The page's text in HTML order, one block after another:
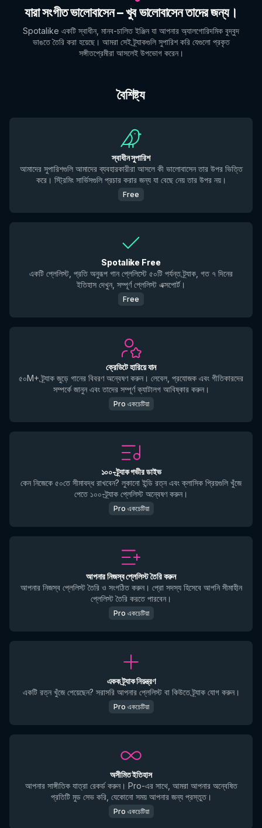
যারা সংগীত ভালোবাসেন – খুব ভালোবাসেন তাদের জন্য।
Spotalike একটি স্বাধীন, মানব-চালিত ইঞ্জিন যা আপনার অ্যালগোরিদমিক বুদ্বুদ
ভাঙতে তৈরি করা হয়েছে। আমরা সেই ট্র্যাকগুলি সুপারিশ করি যেগুলো প্রকৃত
সঙ্গীতপ্রেমীরা আসলেই উপভোগ করেন।
বৈশিষ্ট্য
স্বাধীন সুপারিশ
আমাদের সুপারিশগুলি আমাদের ব্যবহারকারীরা আসলে কী ভালোবাসেন তার উপর ভিত্তি
করে। স্ট্রিমিং সার্ভিসগুলি প্রচার করার জন্য যা বেছে নেয় তার উপর নয়।
Free
Spotalike Free
একটি প্লেলিস্ট, প্রতি অনুরূপ গান প্লেলিস্টে ৫০টি পর্যন্ত ট্র্যাক, গত ৭ দিনের
ইতিহাস দেখুন, সম্পূর্ণ প্লেলিস্ট এক্সপোর্ট।
Free
ক্রেডিটে হারিয়ে যান
৫০M+ ট্র্যাক জুড়ে গানের বিবরণ অন্বেষণ করুন। লেবেল, প্রযোজক এবং গীতিকারদের
সম্পর্কে জানুন এবং তাদের সম্পূর্ণ ক্যাটালগ আবিষ্কার করুন।
Pro একচেটিয়া
১০০-ট্র্যাক গভীর ডাইভ
কেন নিজেকে ৫০তে সীমাবদ্ধ রাখবেন? লুকানো ইন্ডি রত্ন এবং ক্লাসিক প্রিয়গুলি খুঁজে
পেতে ১০০-ট্র্যাক প্লেলিস্ট অন্বেষণ করুন।
Pro একচেটিয়া
আপনার নিজস্ব প্লেলিস্ট তৈরি করুন
আপনার নিজস্ব প্লেলিস্ট তৈরি ও সংগঠিত করুন। প্রো সদস্য হিসেবে আপনি সীমাহীন
প্লেলিস্ট তৈরি করতে পারবেন।
Pro একচেটিয়া
একক ট্র্যাক নিয়ন্ত্রণ
একটি রত্ন খুঁজে পেয়েছেন? সরাসরি আপনার প্লেলিস্ট বা কিউতে ট্র্যাক যোগ করুন।
Pro একচেটিয়া
অসীমিত ইতিহাস
আপনার সাঙ্গীতিক যাত্রা রেকর্ড করুন। Pro-এর সাথে, আমরা আপনার অন্বেষিত
প্রতিটি মুড সেভ করি, যেকোনো সময় আপনার জন্য প্রস্তুত।
Pro একচেটিয়া